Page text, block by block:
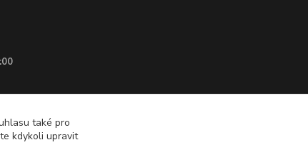
také pro
kdykoli upravit